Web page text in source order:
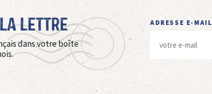
Lettre
dans votre boîte
ADRESSE E-MAIL